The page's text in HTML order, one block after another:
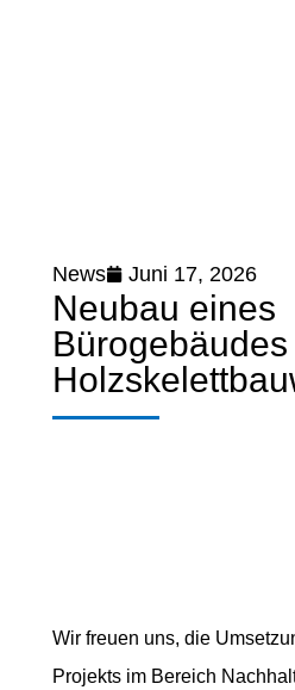
News Juni 17, 2026
Neubau eines
Bürogebäudes
Wir freuen uns, die
Projekts im Bereich